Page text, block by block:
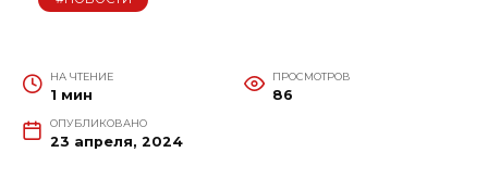
НА ЧТЕНИЕ
1 мин
ПРОСМОТРОВ
86
ОПУБЛИКОВАНО
23 апреля, 2024